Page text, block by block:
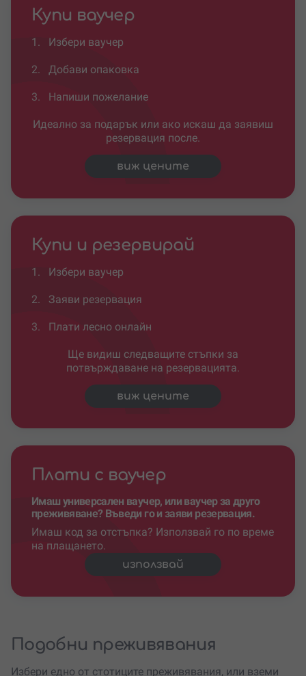
Купи ваучер
1. Избери ваучер
2. Добави опаковка
3. Напиши пожелание
Идеално за подарък или ако искаш да заявиш
резервация после.
виж цените
Купи и резервирай
1. Избери ваучер
2. Заяви резервация
3. Плати лесно онлайн
Ще видиш следващите стъпки за
потвърждаване на резервацията.
виж цените
Плати с ваучер
Имаш универсален ваучер, или ваучер за друго
преживяване? Въведи го и заяви резервация.
Имаш код за отстъпка? Използвай го по време
на плащането.
използвай
Подобни преживявания
Избери едно от стотиците преживявания, или вземи